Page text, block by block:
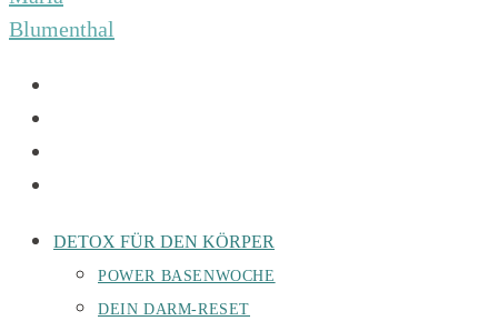
DETOX FÜR DEN KÖRPER
POWER BASENWOCHE
DEIN DARM-RESET